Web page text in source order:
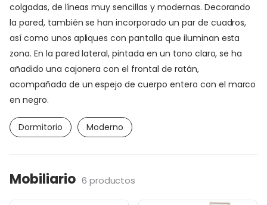
colgadas, de líneas muy sencillas y modernas. Decorando
la pared, también se han incorporado un par de cuadros,
así como unos apliques con pantalla que iluminan esta
zona. En la pared lateral, pintada en un tono claro, se ha
añadido una cajonera con el frontal de ratán,
acompañada de un espejo de cuerpo entero con el marco
en negro.
Dormitorio Moderno
Mobiliario 6 productos